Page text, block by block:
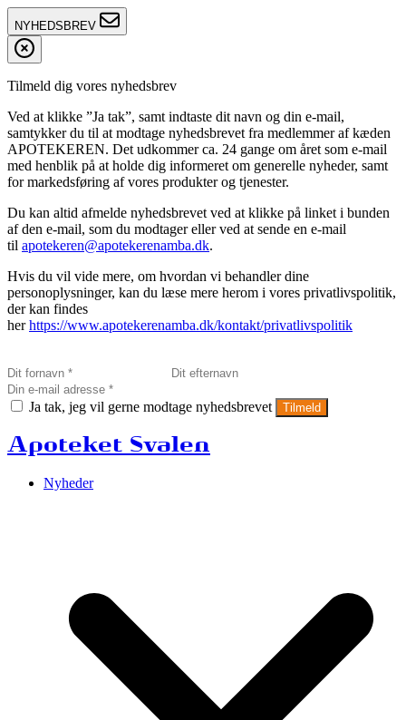
NYHEDSBREV
Tilmeld dig vores nyhedsbrev
Ved at klikke ”Ja tak”, samt indtaste dit navn og din e-mail,
samtykker du til at modtage nyhedsbrevet fra medlemmer af kæden
APOTEKEREN. Det udkommer ca. 24 gange om året som e-mail
med henblik på at holde dig informeret om generelle nyheder, samt
for markedsføring af vores produkter og tjenester.
Du kan altid afmelde nyhedsbrevet ved at klikke på linket i bunden
af den e-mail, som du modtager eller ved at sende en e-mail
til apotekeren@apotekerenamba.dk.
Hvis du vil vide mere, om hvordan vi behandler dine
personoplysninger, kan du læse mere herom i vores privatlivspolitik,
der kan findes
herhttps://www.apotekerenamba.dk/kontakt/privatlivspolitik
Ja tak, jeg vil gerne modtage nyhedsbrevet Tilmeld
Apoteket Svalen
Nyheder